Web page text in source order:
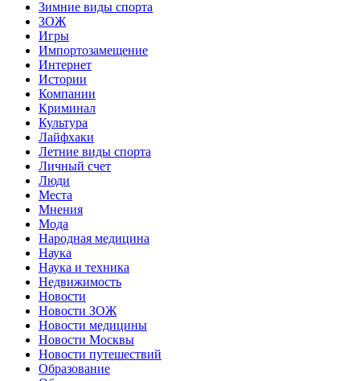
Зимние виды спорта
ЗОЖ
Игры
Импортозамещение
Интернет
Истории
Компании
Криминал
Культура
Лайфхаки
Летние виды спорта
Личный счет
Люди
Места
Мнения
Мода
Народная медицина
Наука
Наука и техника
Недвижимость
Новости
Новости ЗОЖ
Новости медицины
Новости Москвы
Новости путешествий
Образование